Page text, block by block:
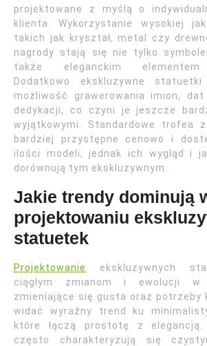
projektowane z myślą o
klienta. Wykorzystanie wysokiej
takich jak kryształ, metal czy
nagrody stają się nie tylko
także eleganckim elementem
Dodatkowo ekskluzywne
możliwość grawerowania imion,
dedykacji, co czyni je jeszcze
wyjątkowymi. Standardowe trofea
bardziej przystępne cenowo i
ilości modeli, jednak ich wygląd i
dorównują tym ekskluzywnym.
Jakie trendy dominują
projektowaniu
statuetek
Projektowanie
ekskluzywnych
ciągłym zmianom i ewolucji w
zmieniające się gusta oraz potrzeby
widać wyraźny trend ku
które łączą prostotę z
często charakteryzują się